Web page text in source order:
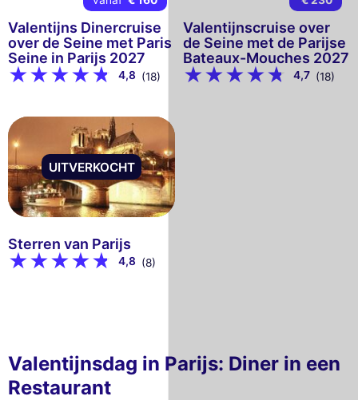
Valentijns Dinercruise
over de Seine met Paris
Seine in Parijs 2027
4,8 (18)
Valentijnscruise over
de Seine met de Parijse
Bateaux-Mouches 2027
4,7 (18)
UITVERKOCHT
Sterren van Parijs
4,8 (8)
Valentijnsdag in Parijs: Diner in een
Restaurant